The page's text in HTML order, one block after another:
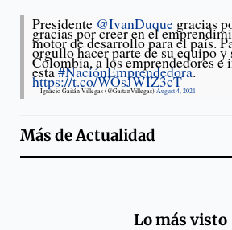
Presidente @IvanDuque gracias
gracias por creer en el
motor de desarrollo para el país.
orgullo hacer parte de su equipo
Colombia, a los emprendedores e
esta#NaciónEmprendedora.
https://t.co/WOsJWIZ3cT
— Ignacio Gaitán Villegas (@GaitanVillegas) August 4, 2021
Más deActualidad
Lo más visto